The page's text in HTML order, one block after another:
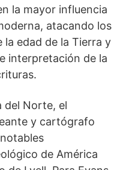
la mayor influencia
atacando los
edad de la Tierra y
interpretación de la
del Norte, el
y cartógrafo
de América